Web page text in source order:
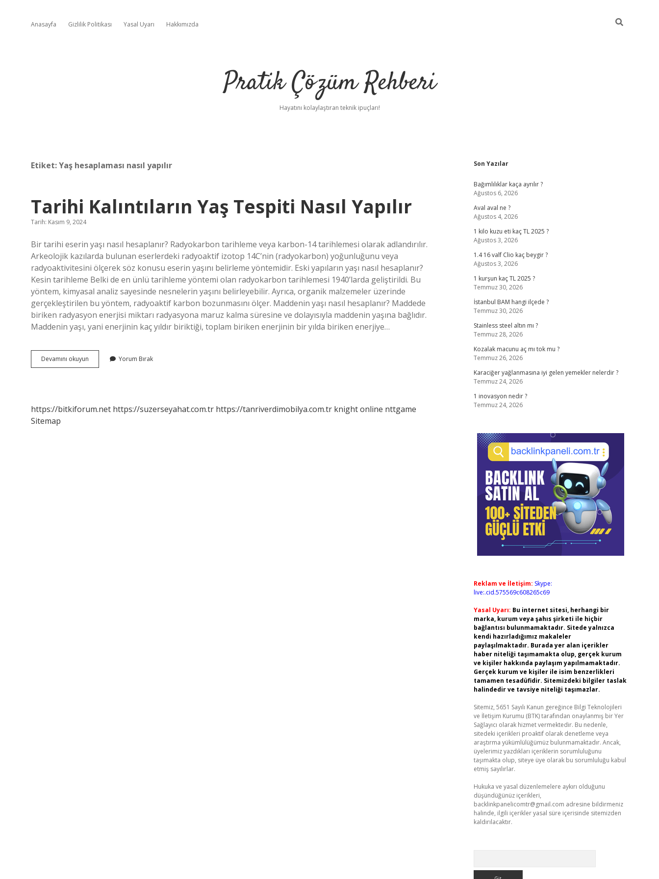
Anasayfa Gizlilik Politikası Yasal Uyarı Hakkımızda
Pratik Çözüm Rehberi
Hayatını kolaylaştıran teknik ipuçları!
Etiket:Yaş hesaplaması nasıl yapılır
Tarihi Kalıntıların Yaş Tespiti Nasıl Yapılır
Tarih: Kasım 9, 2024
Bir tarihi eserin yaşı nasıl hesaplanır? Radyokarbon tarihleme veya karbon-14 tarihlemesi olarak adlandırılır.
Arkeolojik kazılarda bulunan eserlerdeki radyoaktif izotop 14C’nin (radyokarbon) yoğunluğunu veya
radyoaktivitesini ölçerek söz konusu eserin yaşını belirleme yöntemidir. Eski yapıların yaşı nasıl hesaplanır?
Kesin tarihleme Belki de en ünlü tarihleme yöntemi olan radyokarbon tarihlemesi 1940’larda geliştirildi. Bu
yöntem, kimyasal analiz sayesinde nesnelerin yaşını belirleyebilir. Ayrıca, organik malzemeler üzerinde
gerçekleştirilen bu yöntem, radyoaktif karbon bozunmasını ölçer. Maddenin yaşı nasıl hesaplanır? Maddede
biriken radyasyon enerjisi miktarı radyasyona maruz kalma süresine ve dolayısıyla maddenin yaşına bağlıdır.
Maddenin yaşı, yani enerjinin kaç yıldır biriktiği, toplam biriken enerjinin bir yılda biriken enerjiye…
Devamını okuyun
Kalıntıların
Yorum Bırak
https://bitkiforum.net https://suzerseyahat.com.tr https://tanriverdimobilya.com.tr knight online nttgame
Sitemap
Sidebar
Son Yazılar
Bağımlılıklar kaça ayrılır ?
Ağustos 6, 2026
Aval aval ne ?
Ağustos 4, 2026
1 kilo kuzu eti kaç TL 2025 ?
Ağustos 3, 2026
1.4 16 valf Clio kaç beygir ?
Ağustos 3, 2026
1 kurşun kaç TL 2025 ?
Temmuz 30, 2026
İstanbul BAM hangi ilçede ?
Temmuz 30, 2026
Stainless steel altın mı ?
Temmuz 28, 2026
Kozalak macunu aç mı tok mu ?
Temmuz 26, 2026
Karaciğer yağlanmasına iyi gelen yemekler nelerdir ?
Temmuz 24, 2026
1 inovasyon nedir ?
Temmuz 24, 2026
Reklam ve İletişim: Skype:
live:.cid.575569c608265c69
Yasal Uyarı: Bu internet sitesi, herhangi bir
marka, kurum veya şahıs şirketi ile hiçbir
bağlantısı bulunmamaktadır. Sitede yalnızca
kendi hazırladığımız makaleler
paylaşılmaktadır. Burada yer alan içerikler
haber niteliği taşımamakta olup, gerçek kurum
ve kişiler hakkında paylaşım yapılmamaktadır.
Gerçek kurum ve kişiler ile isim benzerlikleri
tamamen tesadüfidir. Sitemizdeki bilgiler taslak
halindedir ve tavsiye niteliği taşımazlar.
Sitemiz, 5651 Sayılı Kanun gereğince Bilgi Teknolojileri
ve İletişim Kurumu (BTK) tarafından onaylanmış bir Yer
Sağlayıcı olarak hizmet vermektedir. Bu nedenle,
sitedeki içerikleri proaktif olarak denetleme veya
araştırma yükümlülüğümüz bulunmamaktadır. Ancak,
üyelerimiz yazdıkları içeriklerin sorumluluğunu
taşımakta olup, siteye üye olarak bu sorumluluğu kabul
etmiş sayılırlar.
Hukuka ve yasal düzenlemelere aykırı olduğunu
düşündüğünüz içerikleri,
backlinkpanelicomtr@gmail.com adresine bildirmeniz
halinde, ilgili içerikler yasal süre içerisinde sitemizden
kaldırılacaktır.